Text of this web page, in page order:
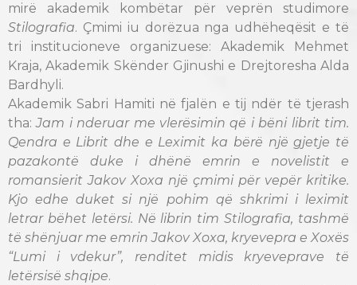
mirë akademik kombëtar për veprën studimore
Stilografia. Çmimi iu dorëzua nga udhëheqësit e të
tri institucioneve organizuese: Akademik Mehmet
Kraja, Akademik Skënder Gjinushi e Drejtoresha Alda
Bardhyli.
Akademik Sabri Hamiti në fjalën e tij ndër të tjerash
tha:Jam i nderuar me vlerësimin që i bëni librit tim.
Qendra e Librit dhe e Leximit ka bërë një gjetje të
pazakontë duke i dhënë emrin e novelistit e
romansierit Jakov Xoxa një çmimi për vepër kritike.
Kjo edhe duket si një pohim që shkrimi i leximit
letrar bëhet letërsi. Në librin tim Stilografia, tashmë
të shënjuar me emrin Jakov Xoxa, kryevepra e Xoxës
“Lumi i vdekur”, renditet midis kryeveprave të
letërsisë shqipe.